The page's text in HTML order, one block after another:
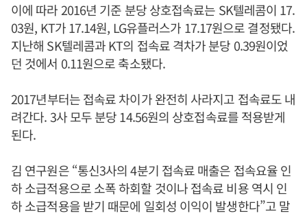
이에 따라 2016년 기준 분당 상호접속료는 SK텔레콤이 17.
03원, KT가 17.14원, LG유플러스가 17.17원으로 결정됐다.
지난해 SK텔레콤과 KT의 접속료 격차가 분당 0.39원이었
던 것에서 0.11원으로 축소됐다.
2017년부터는 접속료 차이가 완전히 사라지고 접속료도 내
려간다. 3사 모두 분당 14.56원의 상호접속료를 적용받게
된다.
김 연구원은 “통신3사의 4분기 접속료 매출은 접속요율 인
하 소급적용으로 소폭 하회할 것이나 접속료 비용 역시 인
하 소급적용을 받기 때문에 일회성 이익이 발생한다”고 말